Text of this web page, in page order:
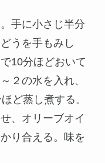
手に小さじ半分
うを手もみし
10分ほどおいて
２の水を入れ、
ど蒸し煮する。
、オリーブオイ
り合える。味を